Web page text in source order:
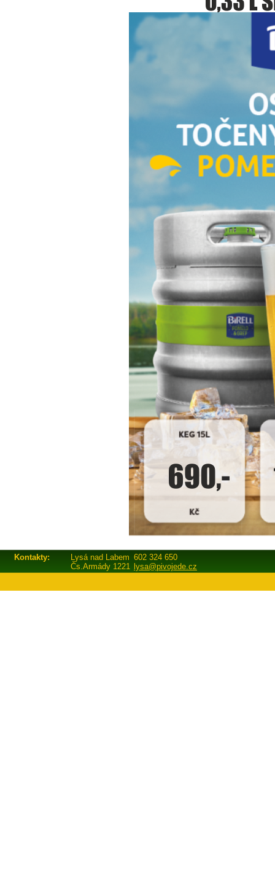
Kontakty: Lysá nad Labem 602 324 650
Čs.Armády 1221 lysa@pivojede.cz